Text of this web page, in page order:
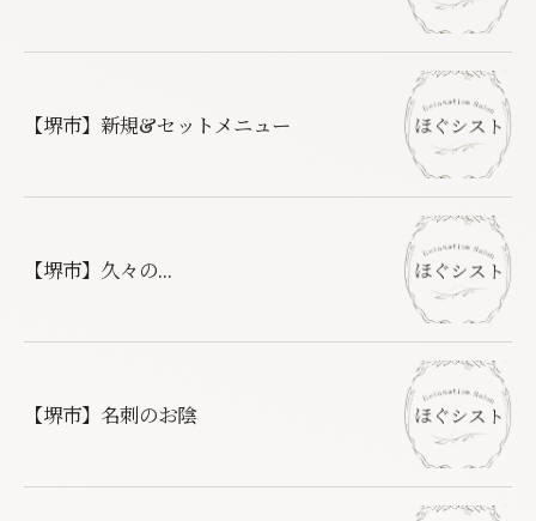
【堺市】新規&セットメニュー
【堺市】久々の...
【堺市】名刺のお陰